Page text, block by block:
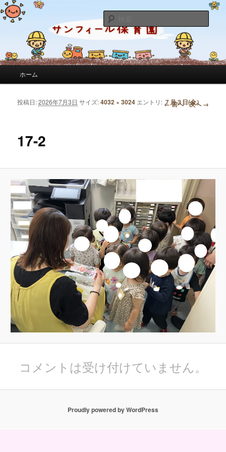
サンフィール保育園のブログ
サンフィール保育園のせんせいのブログです。園の日常を綴っています。
索
メインコンテンツへ移動
サブコンテンツへ移動
ホーム
画像ナビゲーション ← 前へ 次へ →
17-2
投稿日:2026年7月3日 サイズ:4032 × 3024 エントリ: ７月３日(金）
コメントは受け付けていません。
Proudly powered by WordPress